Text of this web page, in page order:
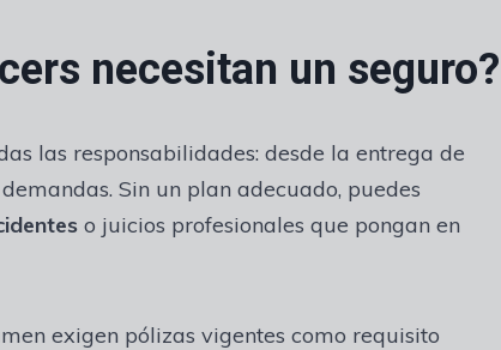
necesitan un seguro?
las responsabilidades: desde la entrega de
Sin un plan adecuado, puedes
o juicios profesionales que pongan en
exigen pólizas vigentes como requisito